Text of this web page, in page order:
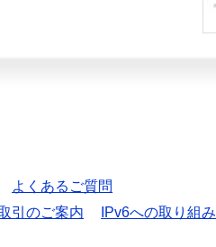
よくあるご質問
引のご案内
IPv6への取り組み